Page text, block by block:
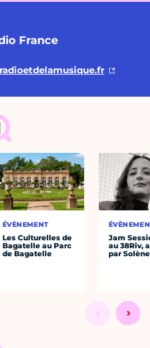
France
ÉVÈNEMENT
Les Culturelles de
Bagatelle au Parc
de Bagatelle
Jam
au 38Riv,
par